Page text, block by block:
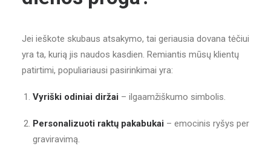
Jei ieškote skubaus atsakymo, tai geriausia dovana tėčiui
yra ta, kurią jis naudos kasdien. Remiantis mūsų klientų
patirtimi, populiariausi pasirinkimai yra:
Vyriški odiniai diržai – ilgaamžiškumo simbolis.
Personalizuoti raktų pakabukai – emocinis ryšys per
graviravimą.